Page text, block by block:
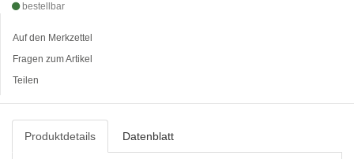
bestellbar
Auf den Merkzettel
Fragen zum Artikel
Teilen
Produktdetails Datenblatt